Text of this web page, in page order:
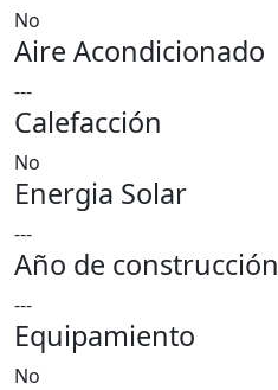
No
Aire Acondicionado
---
Calefacción
No
Energia Solar
---
Año de construcción
---
Equipamiento
No